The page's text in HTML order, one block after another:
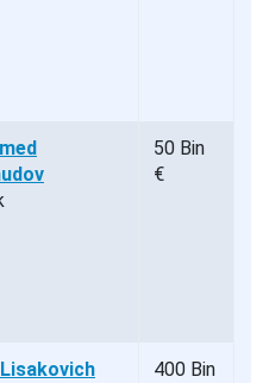
50 Bin
€
400 Bin